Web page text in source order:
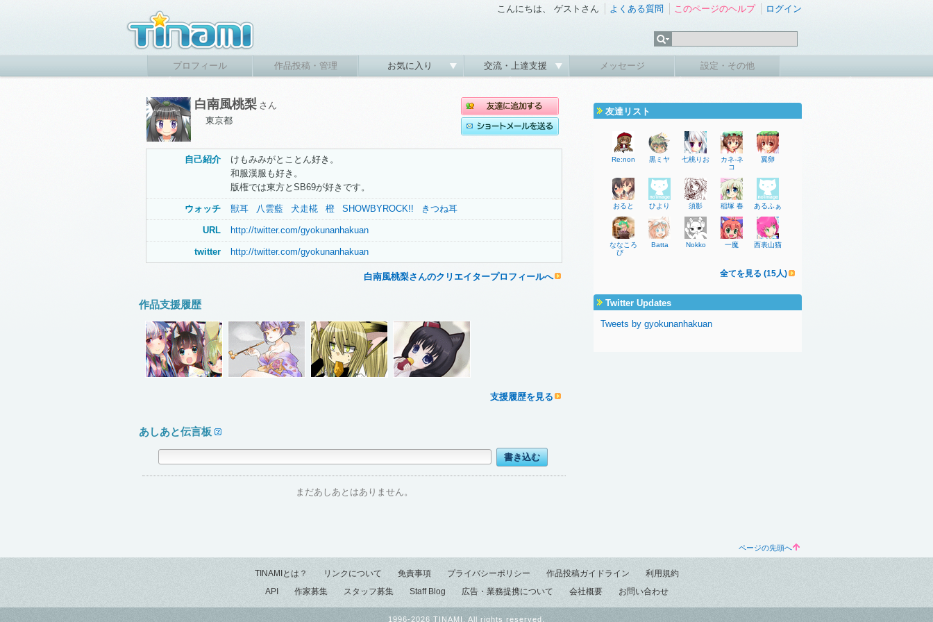
こんにちは、 ゲストさん よくある質問 このページのヘルプ ログイン
プロフィール 作品投稿・管理 お気に入り 交流・上達支援 メッセージ 設定・その他
白南風桃梨 さん
東京都
自己紹介
けもみみがとことん好き。
和服漢服も好き。
版権では東方とSB69が好きです。
ウォッチ 獣耳 八雲藍 犬走椛 橙 SHOWBYROCK!! きつね耳
URL http://twitter.com/gyokunanhakuan
twitter http://twitter.com/gyokunanhakuan
白南風桃梨さんのクリエイタープロフィールへ
作品支援履歴
支援履歴を見る
あしあと伝言板
まだあしあとはありません。
友達リスト
Re:non 黒ミヤ 七桃りお
カネ-ネ
コ
翼卵
おると ひより 須影 稲塚 春 あるふぁ
ななころ
び
Batta Nokko 一魔 西表山猫
全てを見る (15人)
Twitter Updates
Tweets by gyokunanhakuan
ページの先頭へ
TINAMIとは？ リンクについて 免責事項 プライバシーポリシー 作品投稿ガイドライン
利用規約
API
作家募集 スタッフ募集 Staff Blog 広告・業務提携について 会社概要 お問い合わせ
1996-2026 TINAMI. All rights reserved.